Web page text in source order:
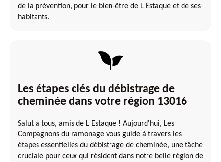
de la prévention, pour le bien-être de L Estaque et de ses
habitants.
Les étapes clés du débistrage de
cheminée dans votre région 13016
Salut à tous, amis de L Estaque ! Aujourd'hui, Les
Compagnons du ramonage vous guide à travers les
étapes essentielles du débistrage de cheminée, une tâche
cruciale pour ceux qui résident dans notre belle région de